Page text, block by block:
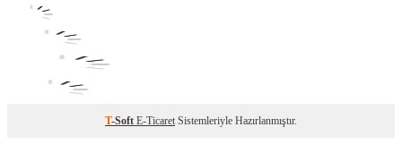
T-Soft E-Ticaret Sistemleriyle Hazırlanmıştır.